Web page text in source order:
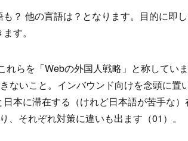
？ 他の言語は？となります。目的に即
す。
らを「Webの外国人戦略」と称してい
ないこと。インバウンド向けを念頭に置
本に滞在する（けれど日本語が苦手な）
それぞれ対策に違いも出ます（01）。